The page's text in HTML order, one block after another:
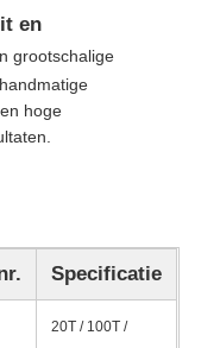
en
grootschalige
hoge
Specificatie
20T / 100T /